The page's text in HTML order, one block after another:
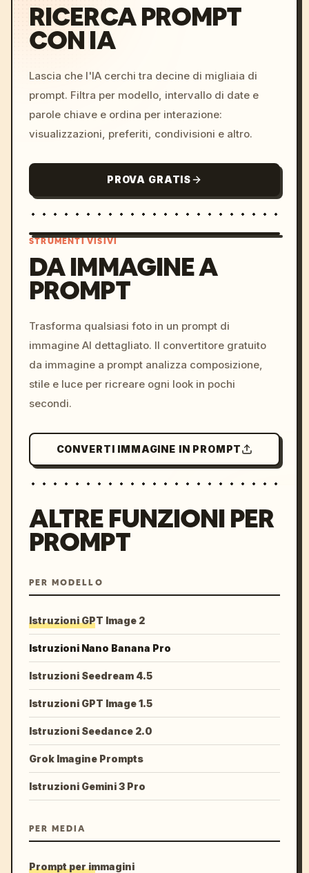
RICERCA PROMPT
CON IA
Lascia che l'IA cerchi tra decine di migliaia di
prompt. Filtra per modello, intervallo di date e
parole chiave e ordina per interazione:
visualizzazioni, preferiti, condivisioni e altro.
PROVA GRATIS
colors, 8k --v 6.0
STRUMENTI VISIVI
DA IMMAGINE A
PROMPT
Trasforma qualsiasi foto in un prompt di
immagine AI dettagliato. Il convertitore gratuito
da immagine a prompt analizza composizione,
stile e luce per ricreare ogni look in pochi
secondi.
CONVERTI IMMAGINE IN PROMPT
ALTRE FUNZIONI PER
PROMPT
PER MODELLO
Istruzioni GPT Image 2
Istruzioni Nano Banana Pro
Istruzioni Seedream 4.5
Istruzioni GPT Image 1.5
Istruzioni Seedance 2.0
Grok Imagine Prompts
Istruzioni Gemini 3 Pro
PER MEDIA
Prompt per immagini